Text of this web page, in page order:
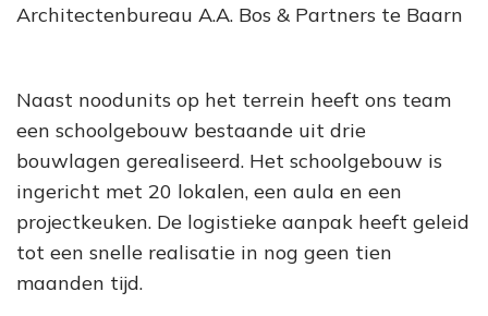
Architectenbureau A.A. Bos & Partners te Baarn
Naast noodunits op het terrein heeft ons team
een schoolgebouw bestaande uit drie
bouwlagen gerealiseerd. Het schoolgebouw is
ingericht met 20 lokalen, een aula en een
projectkeuken. De logistieke aanpak heeft geleid
tot een snelle realisatie in nog geen tien
maanden tijd.